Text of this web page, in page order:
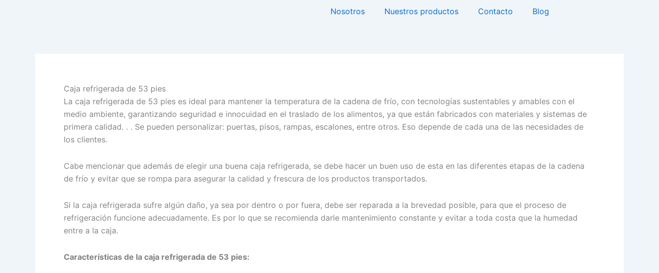
Nosotros Nuestros productos Contacto Blog
Caja refrigerada de 53 pies
La caja refrigerada de 53 pies es ideal para mantener la temperatura de la cadena de frío, con tecnologías sustentables y amables con el
medio ambiente, garantizando seguridad e innocuidad en el traslado de los alimentos, ya que están fabricados con materiales y sistemas de
primera calidad. . . Se pueden personalizar: puertas, pisos, rampas, escalones, entre otros. Eso depende de cada una de las necesidades de
los clientes.
Cabe mencionar que además de elegir una buena caja refrigerada, se debe hacer un buen uso de esta en las diferentes etapas de la cadena
de frío y evitar que se rompa para asegurar la calidad y frescura de los productos transportados.
Si la caja refrigerada sufre algún daño, ya sea por dentro o por fuera, debe ser reparada a la brevedad posible, para que el proceso de
refrigeración funcione adecuadamente. Es por lo que se recomienda darle mantenimiento constante y evitar a toda costa que la humedad
entre a la caja.
Características de la caja refrigerada de 53 pies: